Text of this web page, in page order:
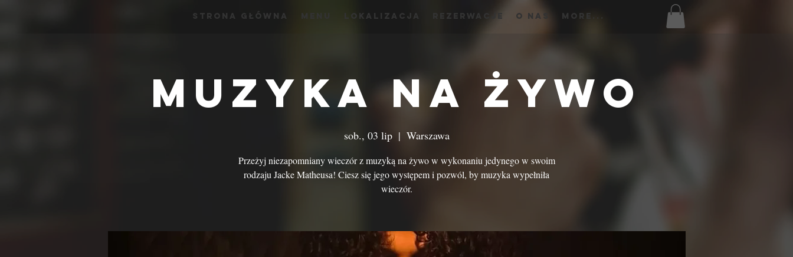
Strona Główna menu Lokalizacja Rezerwacje O Nas More...
Muzyka na Żywo
sob., 03 lip
  |
Warszawa
Przeżyj niezapomniany wieczór z muzyką na żywo w wykonaniu jedynego w swoim
rodzaju Jacke Matheusa! Ciesz się jego występem i pozwól, by muzyka wypełniła
wieczór.